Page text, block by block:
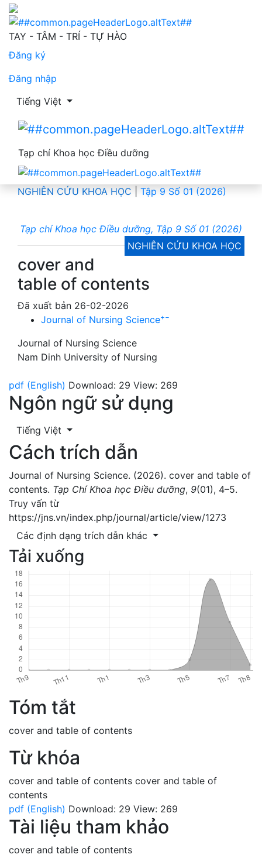
cover and table of contents
TAY - TÂM - TRÍ - TỰ HÀO
Đăng ký
Đăng nhập
Thay đổi ngôn ngữ. Ngôn ngữ hiện tại là:
Tiếng Việt
Tạp chí Khoa học Điều dưỡng
NGHIÊN CỨU KHOA HỌC Tập 9 Số 01 (2026)
Tạp chí Khoa học Điều dưỡng, Tập 9 Số 01 (2026)
NGHIÊN CỨU KHOA HỌC
cover and
table of contents
Đã xuất bản 26-02-2026
Journal of Nursing Science+−
Journal of Nursing Science
Nam Dinh University of Nursing
pdf (English) Download: 29 View: 269
Ngôn ngữ sử dụng
Tiếng Việt
Cách trích dẫn
Journal of Nursing Science. (2026). cover and table of
contents. Tạp Chí Khoa học Điều dưỡng, 9(01), 4–5.
Truy vấn từ
https://jns.vn/index.php/journal/article/view/1273
Các định dạng trích dẫn khác
Tải xuống
Tóm tắt
cover and table of contents
Từ khóa
cover and table of contents cover and table of
contents
pdf (English) Download: 29 View: 269
Tài liệu tham khảo
cover and table of contents